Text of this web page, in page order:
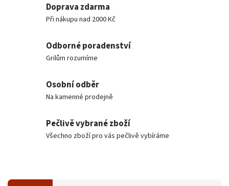
Doprava zdarma
Při nákupu nad 2000 Kč
Odborné poradenství
Grilům rozumíme
Osobní odběr
Na kamenné prodejně
Pečlivě vybrané zboží
Všechno zboží pro vás pečlivě vybíráme